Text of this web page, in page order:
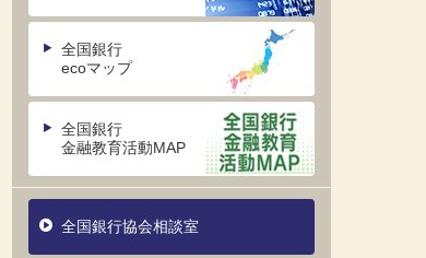
全国銀行
ecoマップ
全国銀行
金融教育活動MAP
全国銀行協会相談室